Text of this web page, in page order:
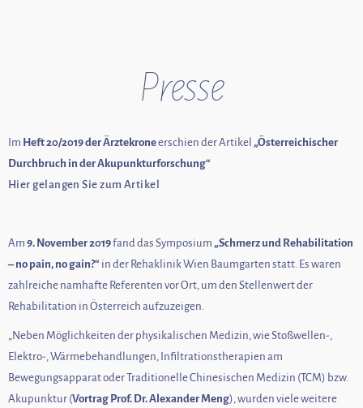
Presse
Im Heft 20/2019 der Ärztekroneerschien der Artikel „Österreichischer
Durchbruch in der Akupunkturforschung“
Hier gelangen Sie zum Artikel
Am 9. November 2019fand das Symposium „Schmerz und Rehabilitation
– no pain, no gain?“ in der Rehaklinik Wien Baumgarten statt. Es waren
zahlreiche namhafte Referenten vor Ort, um den Stellenwert der
Rehabilitation in Österreich aufzuzeigen.
„Neben Möglichkeiten der physikalischen Medizin, wie Stoßwellen-,
Elektro-, Wärmebehandlungen, Infiltrationstherapien am
Bewegungsapparat oder Traditionelle Chinesischen Medizin (TCM) bzw.
Akupunktur (Vortrag Prof. Dr. Alexander Meng), wurden viele weitere